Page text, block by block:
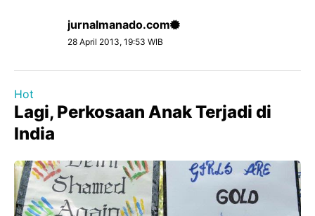
jurnalmanado.com
28 April 2013, 19:53 WIB
Hot
Lagi, Perkosaan Anak Terjadi di
India